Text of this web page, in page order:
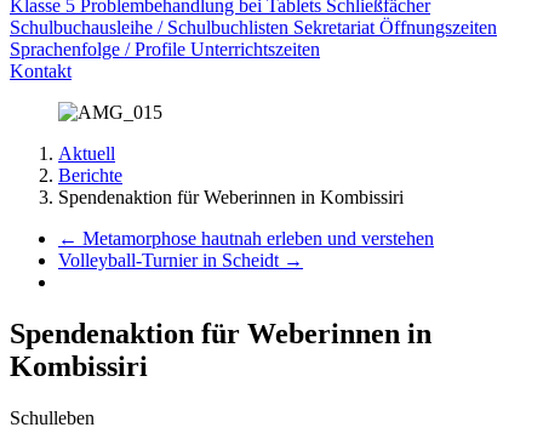
Klasse 5 Problembehandlung bei Tablets Schließfächer
Schulbuchausleihe / Schulbuchlisten Sekretariat Öffnungszeiten
Sprachenfolge / Profile Unterrichtszeiten
Kontakt
Aktuell
Berichte
Spendenaktion für Weberinnen in Kombissiri
← Metamorphose hautnah erleben und verstehen
Volleyball-Turnier in Scheidt →
Spendenaktion für Weberinnen in
Kombissiri
Schulleben